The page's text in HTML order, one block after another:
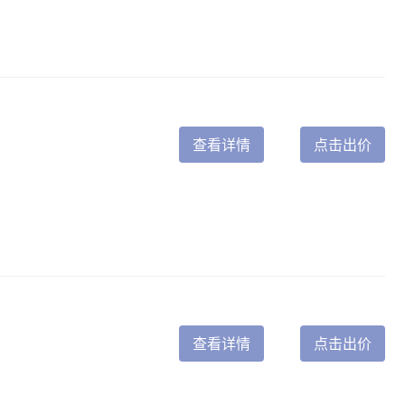
查看详情 点击出价
查看详情 点击出价